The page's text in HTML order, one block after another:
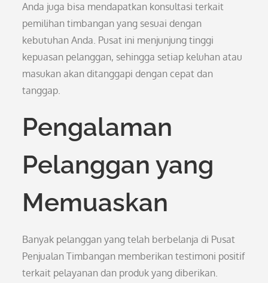
Anda juga bisa mendapatkan konsultasi terkait
pemilihan timbangan yang sesuai dengan
kebutuhan Anda. Pusat ini menjunjung tinggi
kepuasan pelanggan, sehingga setiap keluhan atau
masukan akan ditanggapi dengan cepat dan
tanggap.
Pengalaman
Pelanggan yang
Memuaskan
Banyak pelanggan yang telah berbelanja di Pusat
Penjualan Timbangan memberikan testimoni positif
terkait pelayanan dan produk yang diberikan.